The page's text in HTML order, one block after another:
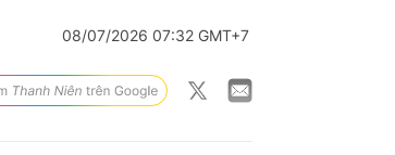
08/07/2026 07:32 GMT+7